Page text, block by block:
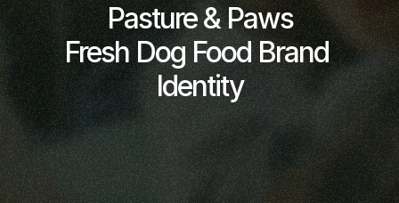
Pasture & Paws
Fresh Dog Food Brand
Identity